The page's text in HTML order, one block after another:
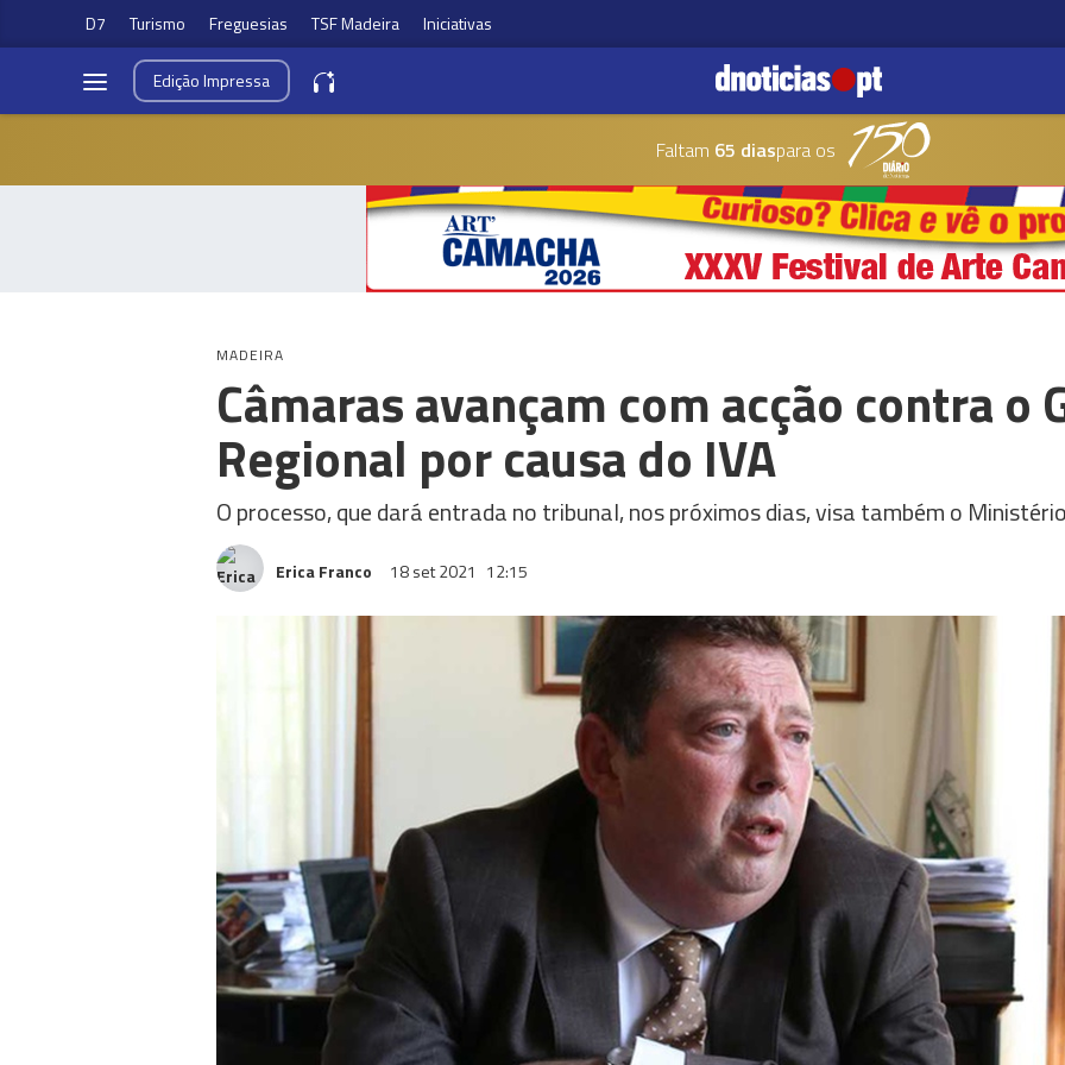
D7 Turismo Freguesias TSF Madeira Iniciativas
EdiçãoImpressa
Faltam 65 diaspara os
MADEIRA
Câmaras avançam com acção contra o
Regional por causa do IVA
O processo, que dará entrada no tribunal, nos próximos dias, visa também o
Erica Franco 18 set 2021 12:15